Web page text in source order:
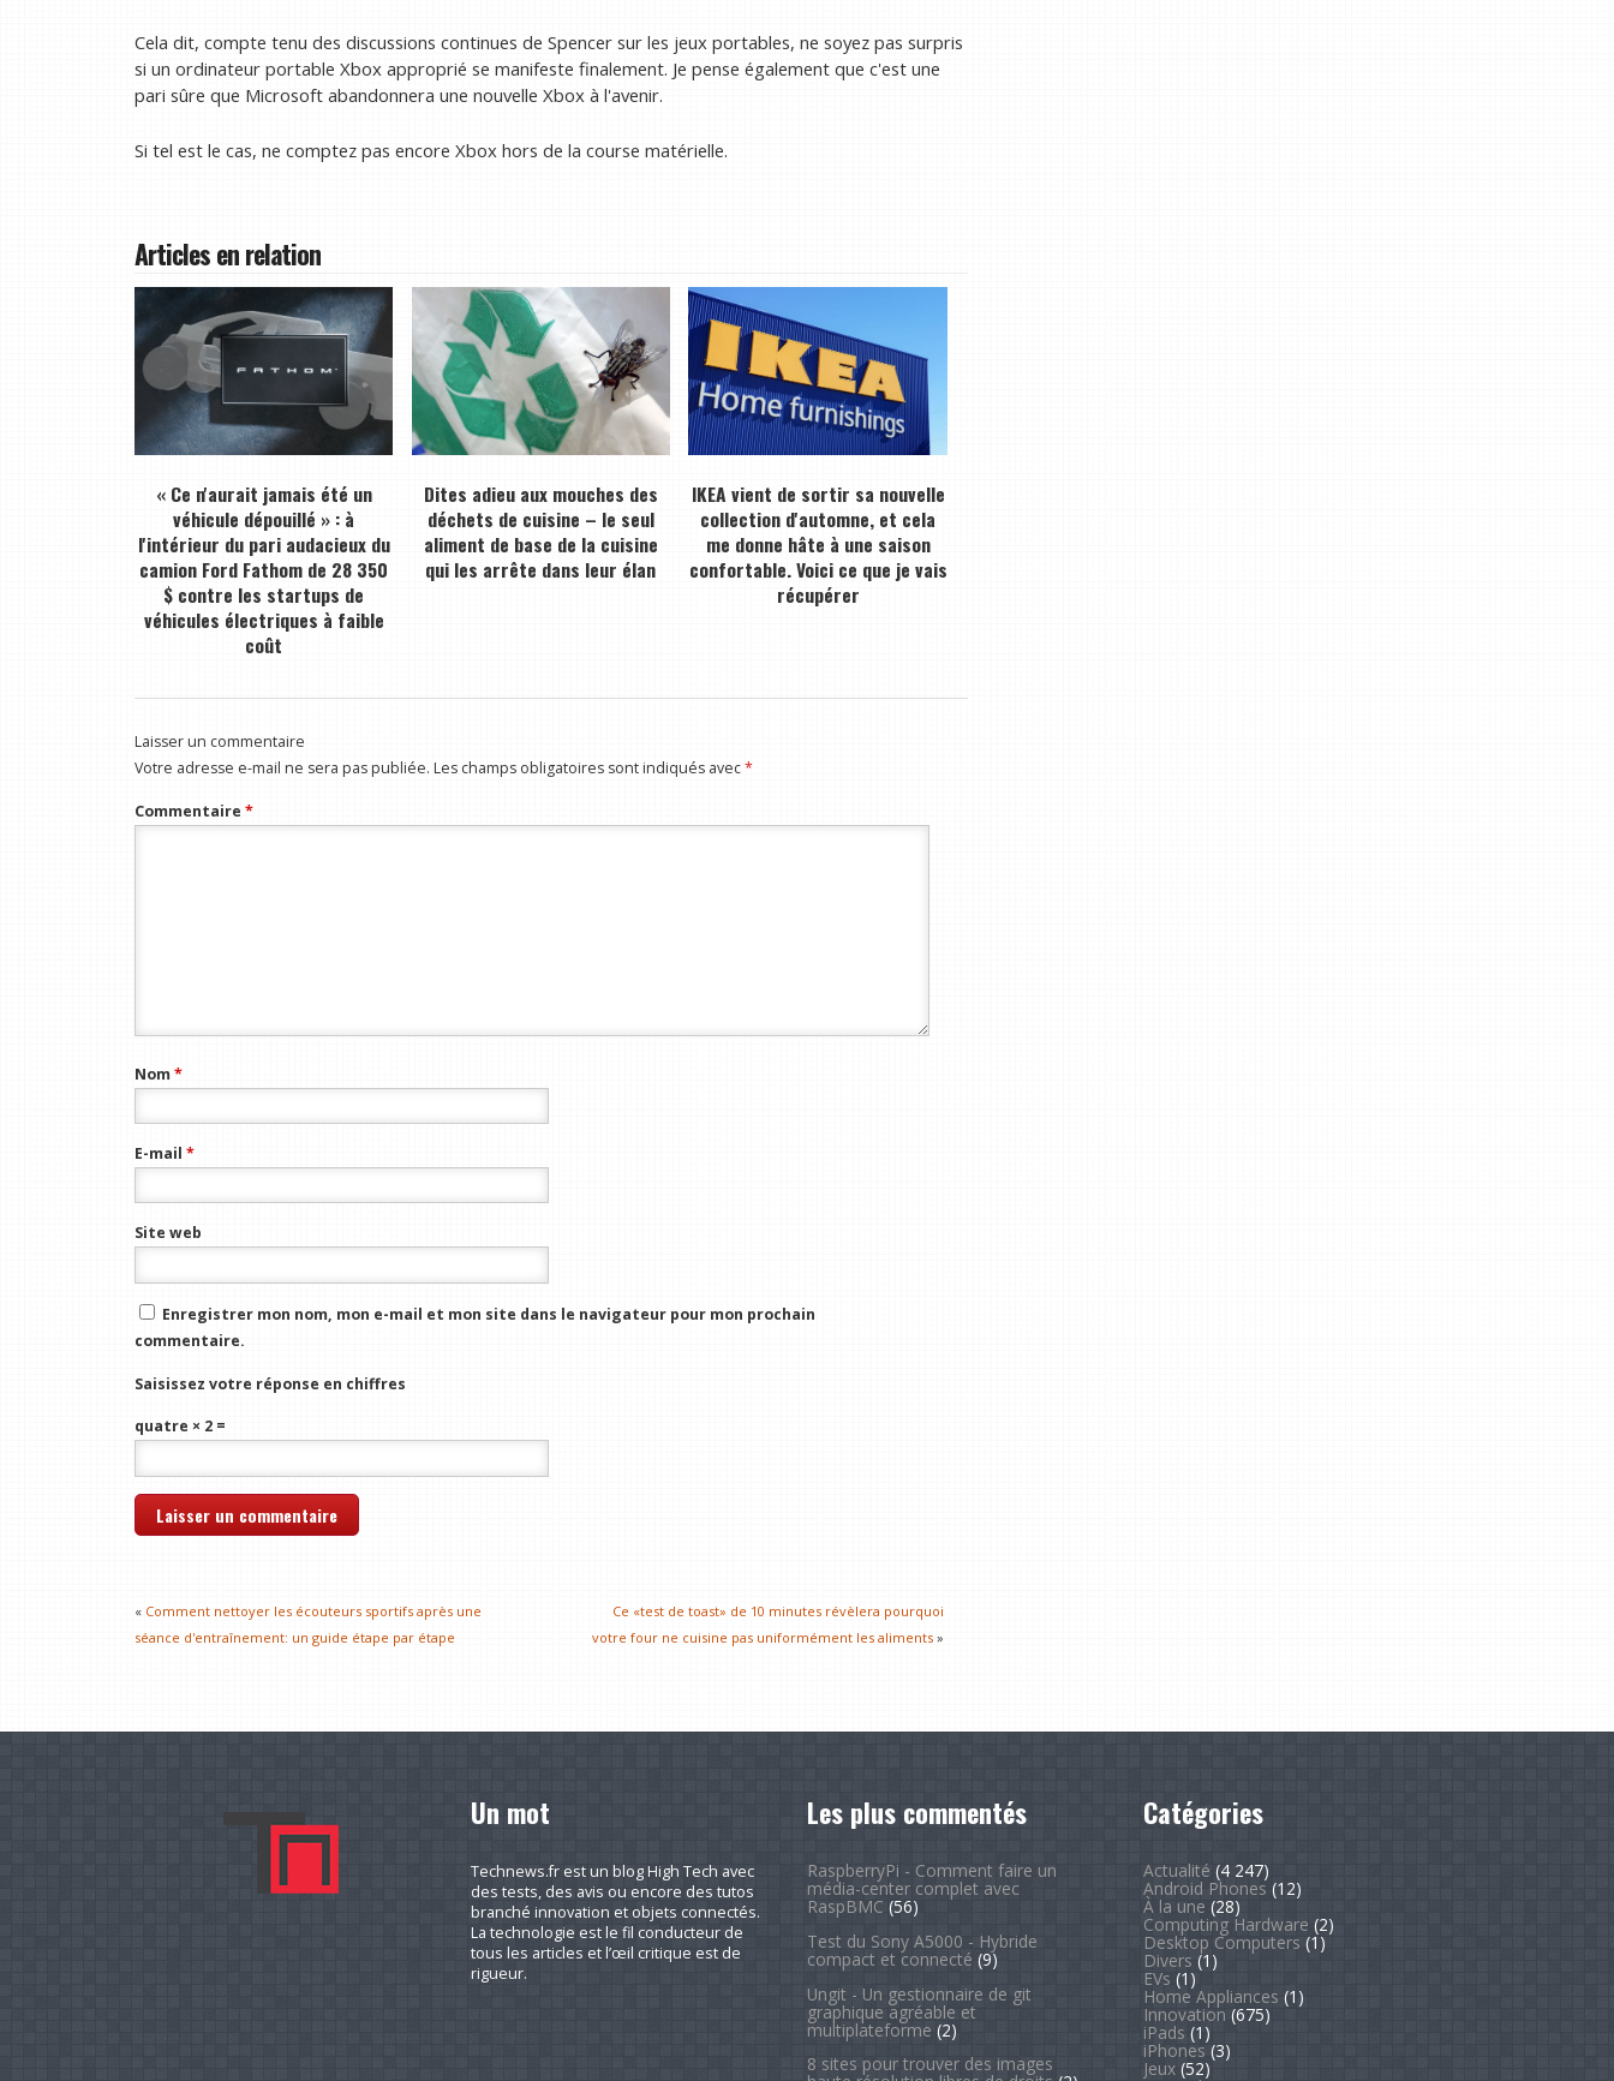
Cela dit, compte tenu des discussions continues de Spencer sur les jeux portables, ne soyez pas surpris
si un ordinateur portable Xbox approprié se manifeste finalement. Je pense également que c'est une
pari sûre que Microsoft abandonnera une nouvelle Xbox à l'avenir.
Si tel est le cas, ne comptez pas encore Xbox hors de la course matérielle.
Articles en relation
« Ce n'aurait jamais été un
véhicule dépouillé » : à
l'intérieur du pari audacieux du
camion Ford Fathom de 28 350
$ contre les startups de
véhicules électriques à faible
coût
Dites adieu aux mouches des
déchets de cuisine – le seul
aliment de base de la cuisine
qui les arrête dans leur élan
IKEA vient de sortir sa nouvelle
collection d'automne, et cela
me donne hâte à une saison
confortable. Voici ce que je vais
récupérer
Laisser un commentaire
Votre adresse e-mail ne sera pas publiée. Les champs obligatoires sont indiqués avec*
Commentaire *
Nom*
E-mail *
Site web
Enregistrer mon nom, mon e-mail et mon site dans le navigateur pour mon prochain
commentaire.
Saisissez votre réponse en chiffres
quatre × 2 =
« Comment nettoyer les écouteurs sportifs après une
séance d'entraînement: un guide étape par étape
Ce «test de toast» de 10 minutes révèlera pourquoi
votre four ne cuisine pas uniformément les aliments»
Un mot
Technews.fr est un blog High Tech avec
des tests, des avis ou encore des tutos
branché innovation et objets connectés.
La technologie est le fil conducteur de
tous les articles et l’œil critique est de
rigueur.
Les plus commentés
RaspberryPi - Comment faire un
média-center complet avec
RaspBMC (56)
Test du Sony A5000 - Hybride
compact et connecté (9)
Ungit - Un gestionnaire de git
graphique agréable et
multiplateforme (2)
8 sites pour trouver des images
Catégories
Actualité (4 247)
Android Phones(12)
À la une (28)
Computing Hardware (2)
Desktop Computers (1)
Divers (1)
EVs (1)
Home Appliances (1)
Innovation (675)
iPads (1)
iPhones(3)
Jeux(52)